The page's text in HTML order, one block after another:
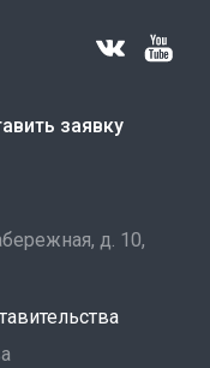
заявку
д. 10,